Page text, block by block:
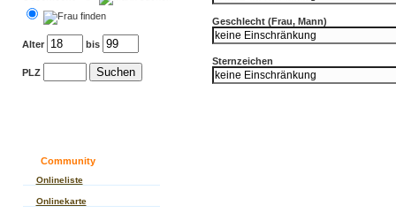
Alter bis
PLZ
Community
Onlineliste
Onlinekarte
Geschlecht (Frau, Mann)
Sternzeichen